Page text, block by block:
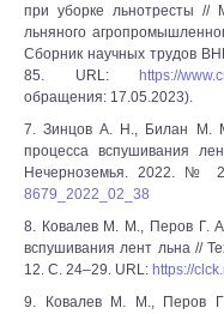
при уборке льнотресты //
льняного
Сборник научных трудов
85. URL:
https://
обращения: 17.05.2023).
7. Зинцов А. Н., Билан М.
процесса вспушивания
Нечерноземья. 2022. №
8679_2022_02_38
8. Ковалев М. М., Перов Г.
вспушивания лент льна //
12. С. 24–29. URL: https://
9. Ковалев М. М., Перов